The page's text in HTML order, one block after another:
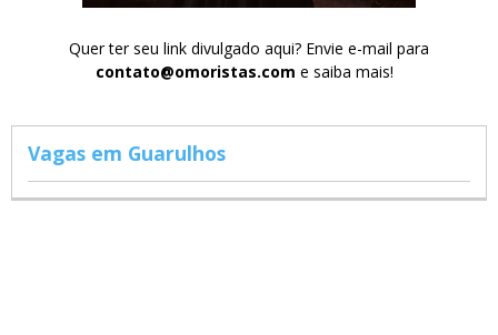
Quer ter seu link divulgado aqui? Envie e-mail para
contato@omoristas.com e saiba mais!
Vagas em Guarulhos